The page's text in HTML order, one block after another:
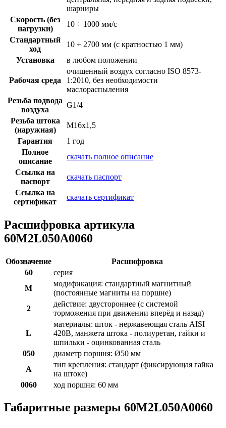
шарниры
Скорость (без
нагрузки)
10 ÷ 1000 мм/с
Стандартный
ход
10 ÷ 2700 мм (с кратностью 1 мм)
Установка
в любом положении
Рабочая среда
очищенный воздух согласно ISO 8573-
1:2010, без необходимости
маслораспыления
Резьба подвода
воздуха
G1/4
Резьба штока
(наружная)
M16x1,5
Гарантия
1 год
Полное
описание
скачать полное описание
Ссылка на
паспорт
скачать паспорт
Ссылка на
сертификат
скачать сертификат
Расшифровка артикула
60M2L050A0060
Обозначение
Расшифровка
60
серия
M
модификация: стандартный магнитный
(постоянные магниты на поршне)
2
действие: двустороннее (с системой
торможения при движении вперёд и назад)
L
материалы: шток - нержавеющая сталь AISI
420B, манжета штока - полиуретан, гайки и
шпильки - оцинкованная сталь
050
диаметр поршня: Ø50 мм
A
тип крепления: стандарт (фиксирующая гайка
на штоке)
0060
ход поршня: 60 мм
Габаритные размеры 60M2L050A0060